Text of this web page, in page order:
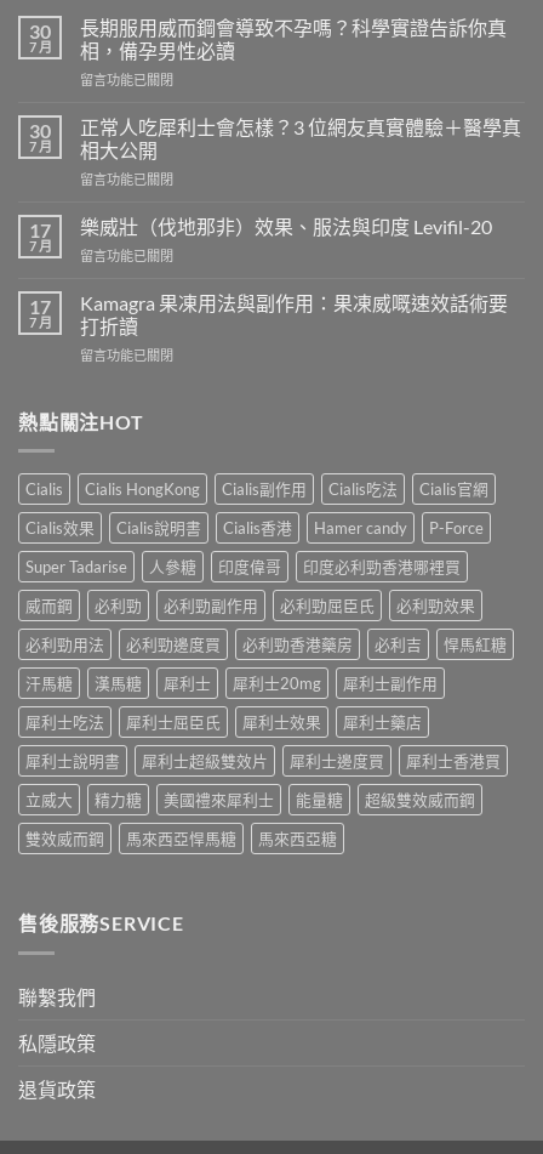
30
7 月
長期服用威而鋼會導致不孕嗎？科學實證告訴你真
相，備孕男性必讀
在
期
服
用
威
鋼
導
不
孕
嗎？
科
證
你
真
相，
備
孕
男
必
讀〉
留言功能已關閉
30
7 月
正常人吃犀利士會怎樣？3 位網友真實體驗＋醫學真
相大公開
在
常
人
吃
利
士
怎
位
真
實
體
驗
＋
醫
真
相
大
開〉
中
留言功能已關閉
17
7 月
樂威壯（伐地那非）效果、服法與印度 Levifil-20
在
威
壯
（伐
地
效
法
與
印
度
Levifil-
20〉
留言功能已關閉
17
7 月
Kamagra 果凍用法與副作用：果凍威嘅速效話術要
打折讀
在
凍
用
與
副
作
用：
果
凍
嘅
速
效
術
要
打
折
讀〉
留言功能已關閉
熱點關注HOT
Cialis Cialis HongKong Cialis副作用 Cialis吃法
Cialis官網
Cialis效果
Cialis說明書 Cialis香港 Hamer candy
P-Force
Super Tadarise
人參糖 印度偉哥
印度必利勁香港哪裡買
威而鋼
必利勁 必利勁副作用 必利勁屈臣氏
必利勁效果
必利勁用法
必利勁邊度買 必利勁香港藥房 必利吉
悍馬紅糖
汗馬糖
漢馬糖 犀利士 犀利士20mg
犀利士副作用
犀利士吃法
犀利士屈臣氏 犀利士效果
犀利士藥店
犀利士說明書
犀利士超級雙效片 犀利士邊度買
犀利士香港買
立威大
精力糖 美國禮來犀利士 能量糖
超級雙效威而鋼
雙效威而鋼
馬來西亞悍馬糖 馬來西亞糖
售後服務SERVICE
聯繫我們
私隱政策
退貨政策